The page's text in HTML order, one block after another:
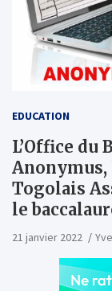
EDUCATION
L’Office du
Togolais
le
21 janvier 2022